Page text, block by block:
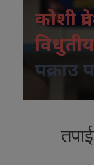
कोशी
विधुतीय
पक्राउ